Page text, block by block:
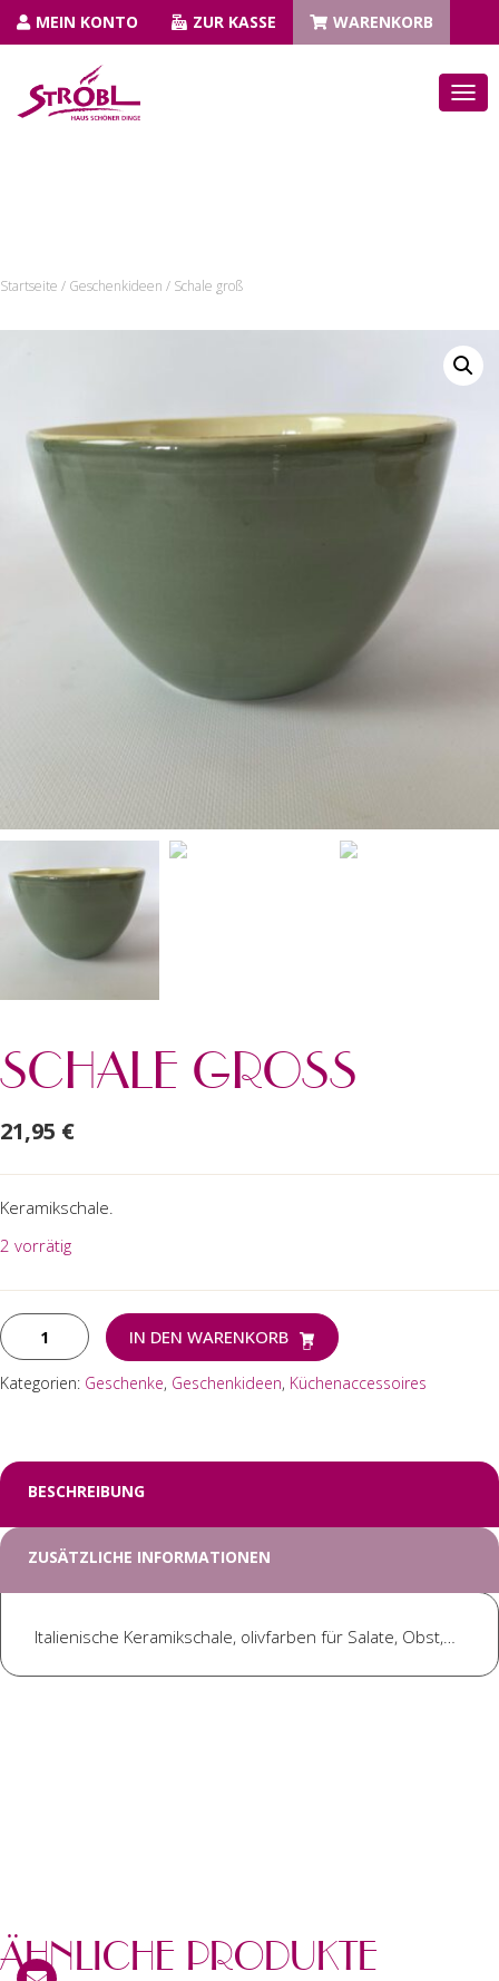
MEIN KONTO ZUR KASSE WARENKORB
N
U
M
S
Startseite / Geschenkideen / Schale groß
SCHALE GROSS
21,95 €
Keramikschale.
2 vorrätig
Schale
groß
IN DEN WARENKORB
Kategorien: Geschenke, Geschenkideen, Küchenaccessoires
BESCHREIBUNG
ZUSÄTZLICHE INFORMATIONEN
Italienische Keramikschale, olivfarben für Salate, Obst,…
ÄHNLICHE PRODUKTE